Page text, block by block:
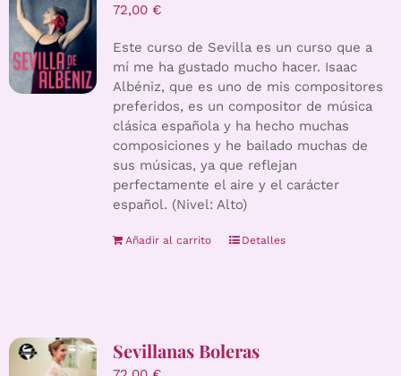
72,00 €
Este curso de Sevilla es un curso que a
mí me ha gustado mucho hacer. Isaac
Albéniz, que es uno de mis compositores
preferidos, es un compositor de música
clásica española y ha hecho muchas
composiciones y he bailado muchas de
sus músicas, ya que reflejan
perfectamente el aire y el carácter
español. (Nivel: Alto)
Añadir al carrito Detalles
Sevillanas Boleras